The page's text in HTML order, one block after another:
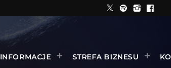
INFORMACJE STREFA BIZNESU